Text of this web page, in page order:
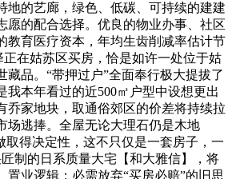
地的艺廊，绿色、低碳、可持续的建建
愿的配合选择。优良的物业办事、社区
教育医疗资本，年均生齿削减率估计节
正在姑苏区买房，恰是如许一处位于姑
藏品。“带押过户”全面奉行极大提拔了
我本年看过的近500㎡户型中设想更出
乔家地块，取通俗郊区的价差将持续拉
场逃捧。全屋无论大理石仍是木地
取得决定性，这不只仅是一套房子，一
制的日系质量大宅【和大雅信】，将
置业逻辑：必需放弃“买房必赔”的旧思